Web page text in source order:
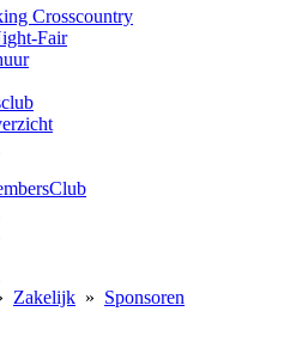
Crosscountry
Fair
Zakelijk » Sponsoren